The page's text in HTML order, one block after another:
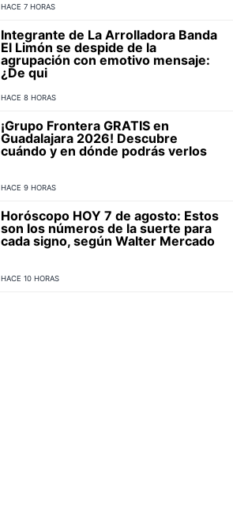
HACE 7 HORAS
Integrante de La Arrolladora Banda
El Limón se despide de la
agrupación con emotivo mensaje:
¿De qui
HACE 8 HORAS
¡Grupo Frontera GRATIS en
Guadalajara 2026! Descubre
cuándo y en dónde podrás verlos
HACE 9 HORAS
Horóscopo HOY 7 de agosto: Estos
son los números de la suerte para
cada signo, según Walter Mercado
HACE 10 HORAS